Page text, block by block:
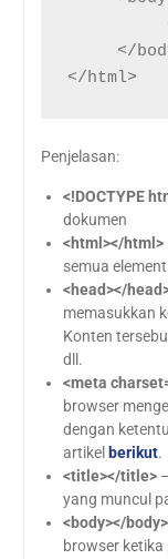
<p>Ini
</
</html>
Penjelasan:
<!DOCTYPE
dokumen
<html></html>
semua
<head></
memasukkan
Konten
dll.
<meta
browser
dengan
artikel berikut.
<title></title>
yang muncul
<body></body>
browser